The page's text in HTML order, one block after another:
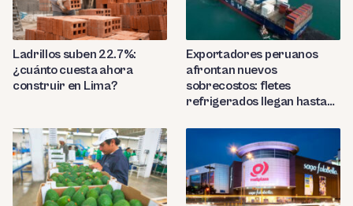
Ladrillos suben 22.7%:
¿cuánto cuesta ahora
construir en Lima?
Exportadores peruanos
afrontan nuevos
sobrecostos: fletes
refrigerados llegan hasta